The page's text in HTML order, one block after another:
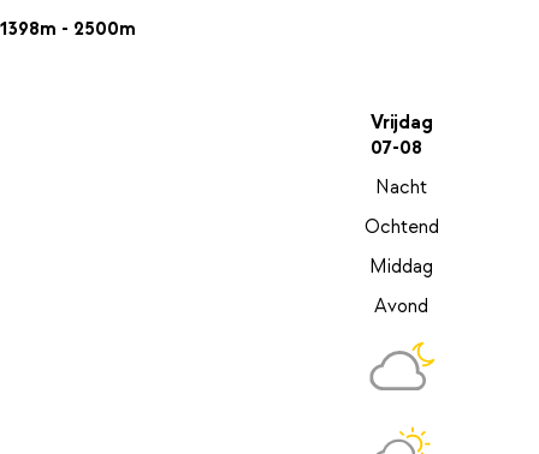
1398m - 2500m
Vrijdag
07-08
Nacht
Ochtend
Middag
Avond